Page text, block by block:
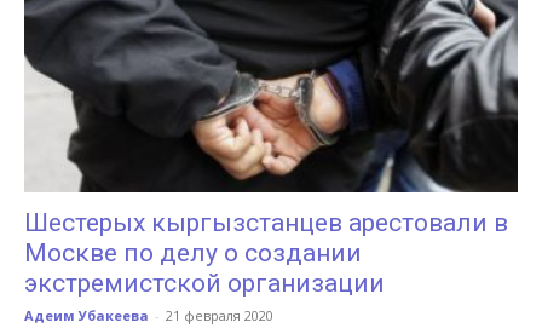
Новости
Кыргызстана
Шестерых кыргызстанцев арестовали в
Москве по делу о создании
экстремистской организации
Адеим Убакеева - 21 февраля 2020